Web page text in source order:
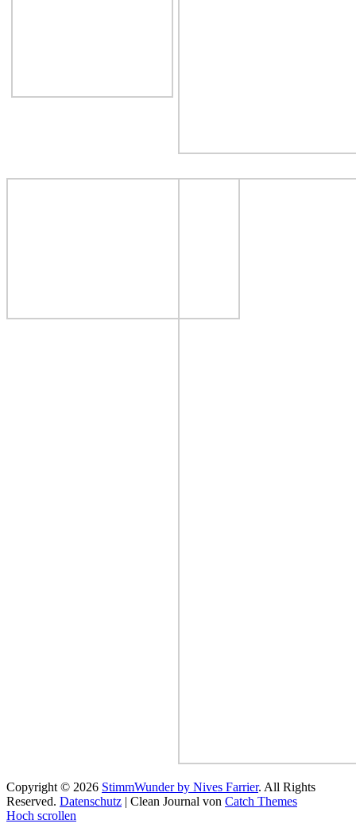
Copyright © 2026 StimmWunder by Nives Farrier. All Rights
Reserved. Datenschutz | Clean Journal von Catch Themes
Hoch scrollen